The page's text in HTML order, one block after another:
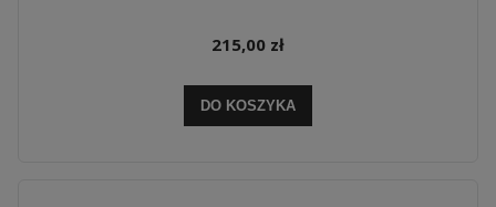
215,00 zł
DO KOSZYKA